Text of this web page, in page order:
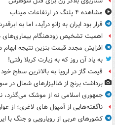
مشاهده ۴ پلنگ در ارتفاعات میناب
قرار بود ایران به زانو درآید، اما به
اهمیت تشخیص زودهنگام بیماری‌های
افزایش مجدد قیمت بنزین نتیجه ابهام
به یاد آن روز که به زیارت کربلا رفتی!
قیمت گاز در اروپا به بالاترین سطح خود از ۲۰۲۳
برداشت برنج از شالیزارهای شمال در
جمهوری اسلامی نه از موشک می‌گذرد،
ناگفته‌هایی از آمپول های لاغری؛ از
کشورهای عربی از رویارویی و جنگ با